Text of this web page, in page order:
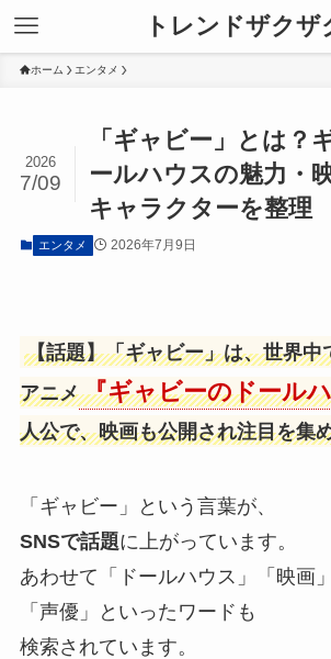
トレンドザクザ
ホーム エンタメ
「ギャビー」とは？
ールハウスの魅力・
キャラクターを整理
2026
7/09
エンタメ 2026年7月9日
【話題】「ギャビー」は、世界中
アニメ 『ギャビーのドール
人公で、映画も公開され注目を集
「ギャビー」という言葉が、
SNSで話題に上がっています。
あわせて「ドールハウス」「映画」
「声優」といったワードも
検索されています。